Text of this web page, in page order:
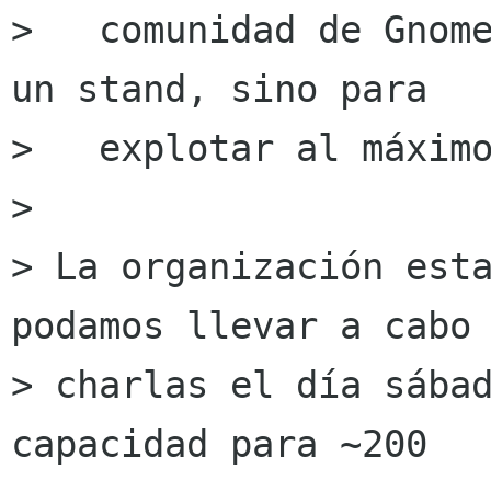
>   comunidad de
un stand, sino para
>   explotar al
>
> La organización
podamos llevar a
> charlas el día
capacidad para ~200